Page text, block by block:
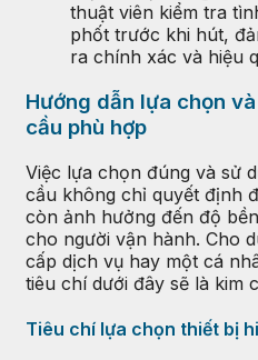
thuật viên kiểm tra
phốt trước khi hút,
ra chính xác và hiệu
Hướng dẫn lựa chọn
cầu phù hợp
Việc lựa chọn đúng và sử
cầu không chỉ quyết định
còn ảnh hưởng đến độ
cho người vận hành. Cho
cấp dịch vụ hay một cá
tiêu chí dưới đây sẽ là kim
Tiêu chí lựa chọn thiết bị